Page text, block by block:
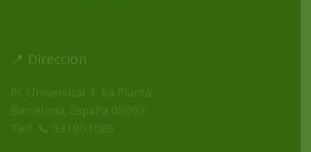
📍 Dirección
Pl. Universitat 3, 6a Planta
Barcelona, España 08007
Telf. 📞 931801085